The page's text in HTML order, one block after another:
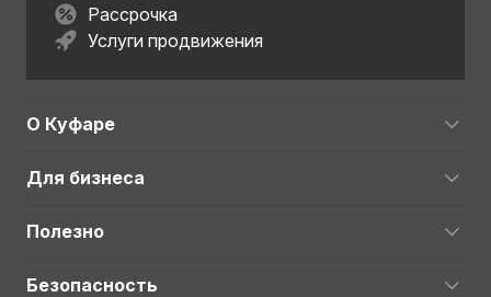
Рассрочка
Услуги продвижения
О Куфаре
Для бизнеса
Полезно
Безопасность